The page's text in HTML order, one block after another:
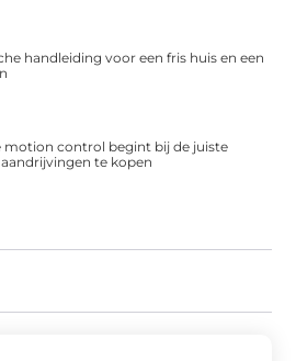
handleiding voor een fris huis en een
motion control begint bij de juiste
te kopen